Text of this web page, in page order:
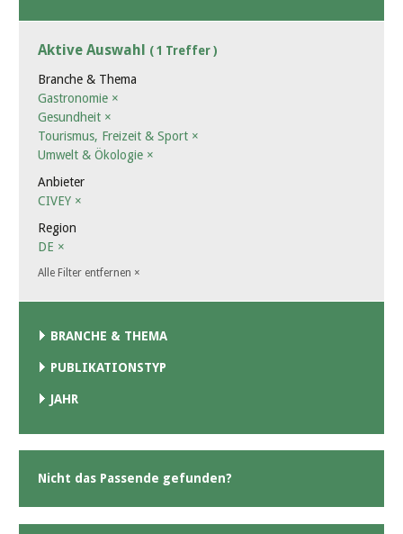
Aktive Auswahl ( 1 Treffer )
Branche & Thema
Gastronomie ×
Gesundheit ×
Tourismus, Freizeit & Sport ×
Umwelt & Ökologie ×
Anbieter
CIVEY ×
Region
DE ×
Alle Filter entfernen ×
BRANCHE & THEMA
PUBLIKATIONSTYP
JAHR
Nicht das Passende gefunden?